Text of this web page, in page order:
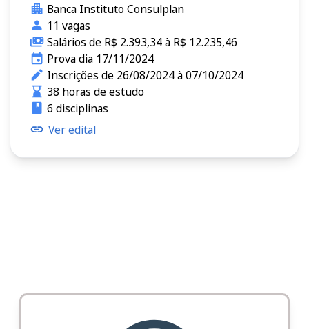
Banca Instituto Consulplan
11 vagas
Salários de R$ 2.393,34 à R$ 12.235,46
Prova dia 17/11/2024
Inscrições de 26/08/2024 à 07/10/2024
38 horas de estudo
6 disciplinas
Ver edital